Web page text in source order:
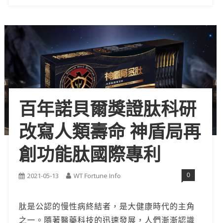
百年諾貝爾獎證肽科研
改寫人類壽命 神盾局再
創功能肽國際專利
2021-05-13 WT Fortune Info 0
肽是公認的慢性病終結者，是大健康時代的主角
之一。隨著醫藥科技的迅速發展，人們漸漸認識